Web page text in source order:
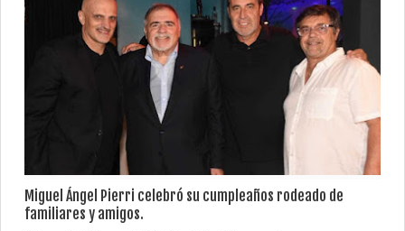
Miguel Ángel Pierri celebró su cumpleaños rodeado de
familiares y amigos.